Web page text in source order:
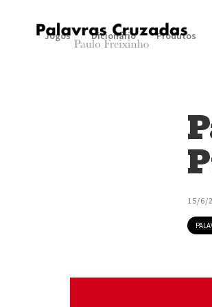
Jogos Dicionário Produtos
15/6/